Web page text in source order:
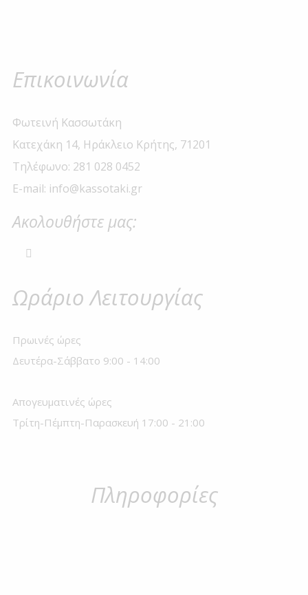
Επικοινωνία
Φωτεινή Κασσωτάκη
Κατεχάκη 14, Ηράκλειο Κρήτης, 71201
Τηλέφωνο: 281 028 0452
E-mail: info@kassotaki.gr
Ακολουθήστε μας:
Ωράριο Λειτουργίας
Πρωινές ώρες
Δευτέρα-Σάββατο 9:00 - 14:00
Απογευματινές ώρες
Τρίτη-Πέμπτη-Παρασκευή 17:00 - 21:00
Πληροφορίες